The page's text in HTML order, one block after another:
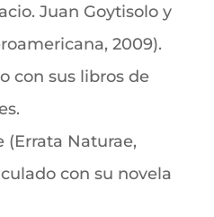
Juan Goytisolo y
2009).
con sus libros de
(Errata Naturae,
con su novela